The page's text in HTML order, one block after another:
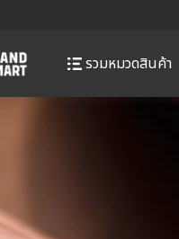
รวมหมวดสินค้า